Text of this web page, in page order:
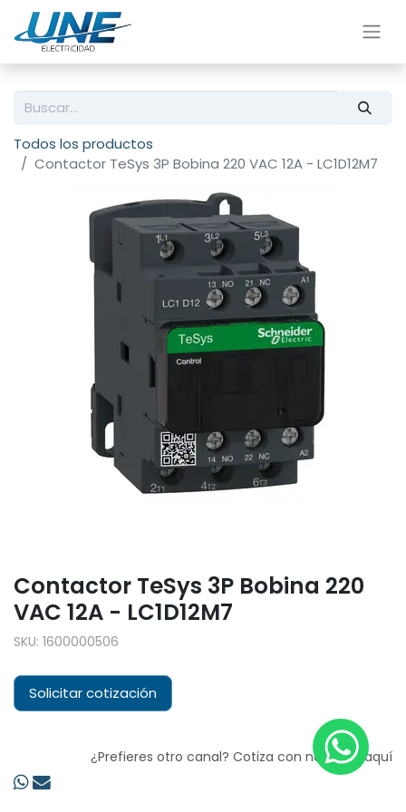
Todos los productos
Contactor TeSys 3P Bobina 220 VAC 12A - LC1D12M7
Contactor TeSys 3P Bobina 220
VAC 12A - LC1D12M7
SKU: 1600000506
Solicitar cotización
¿Prefieres otro canal? Cotiza con nosotros aquí